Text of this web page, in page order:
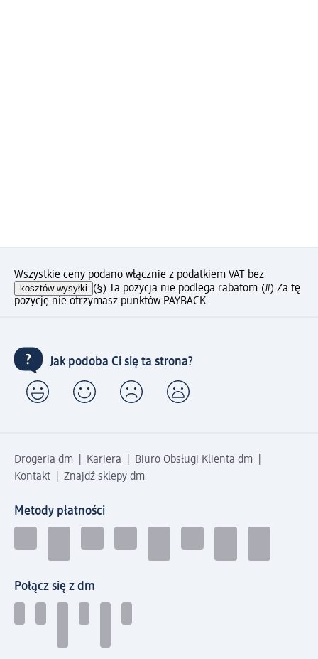
Wszystkie ceny podano włącznie z podatkiem VAT bez
kosztów wysyłki (§) Ta pozycja nie podlega rabatom.(#) Za tę
pozycję nie otrzymasz punktów PAYBACK.
Jak podoba Ci się ta strona?
Drogeria dm Kariera
Biuro Obsługi Klienta dm
Kontakt
Znajdź sklepy dm
Metody płatności
Połącz się z dm